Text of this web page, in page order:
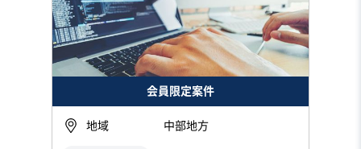
会員限定案件
地域 中部地方